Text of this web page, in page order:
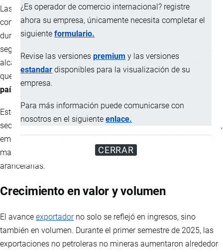
¿Es operador de comercio internacional? registre
ahora su empresa, únicamente necesita completar el
siguienteformulario.
Revise las versionespremium y las versiones
estandar disponibles para la visualización de su
empresa.
Para más información puede comunicarse con
nosotros en el siguienteenlace.
CERRAR
Las exportaciones no petroleras no mineras se consolidaron
como el principal motor delcomercio exteriorecuatoriano
durante el primer semestre de 2025. Entre enero y junio, este
segmento registró un crecimiento interanual del
alcanzando aproximadamente12 600 millones de dólares
que representó cerca del
67 % del total de exportaciones del
país
Este desempeño confirma la creciente relevancia de los
sectores productivos no extractivos en la generación de divisas,
empleo y dinamismo económico, en un contexto internacional
marcado por mayores exigencias comerciales y tensiones
arancelarias.
Crecimiento en valor y volumen
El avance exportadorno solo se reflejó en ingresos, sino
también en volumen. Durante el primer semestre de 2025, las
exportaciones no petroleras no mineras aumentaron alrededor